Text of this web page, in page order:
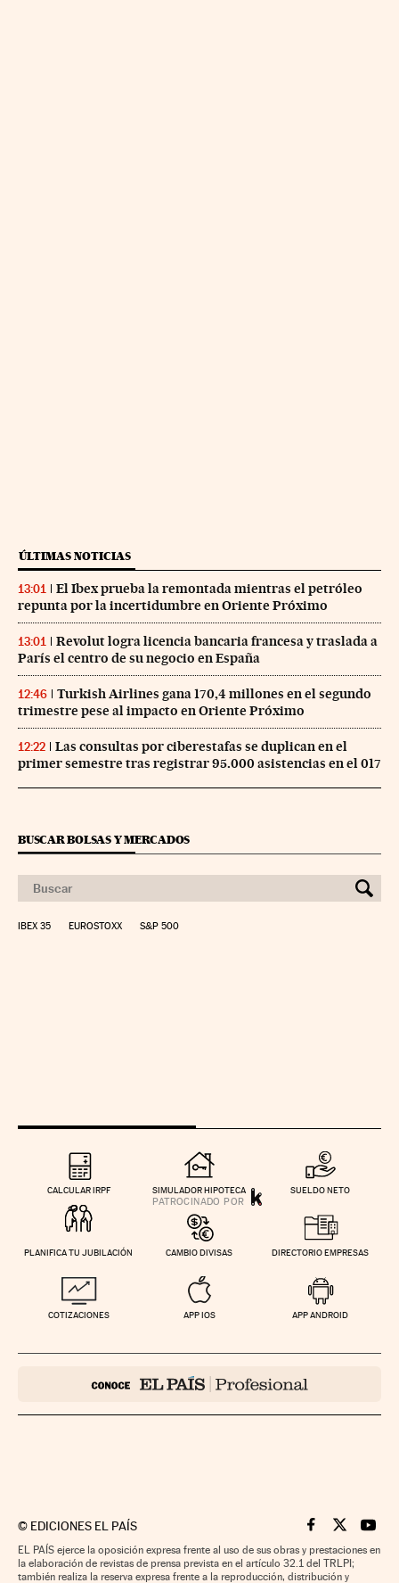
ÚLTIMAS NOTICIAS
13:01
El Ibex prueba la remontada mientras el petróleo
repunta por la incertidumbre en Oriente Próximo
13:01
Revolut logra licencia bancaria francesa y traslada a
París el centro de su negocio en España
12:46
Turkish Airlines gana 170,4 millones en el segundo
trimestre pese al impacto en Oriente Próximo
12:22
Las consultas por ciberestafas se duplican en el
primer semestre tras registrar 95.000 asistencias en el 017
BUSCAR BOLSAS Y MERCADOS
IBEX 35 EUROSTOXX S&P 500
CALCULAR IRPF SIMULADOR HIPOTECA SUELDO NETO
PLANIFICA TU JUBILACIÓN CAMBIO DIVISAS DIRECTORIO EMPRESAS
COTIZACIONES APP IOS APP ANDROID
© EDICIONES EL PAÍS Cinco Días en
Cinco Días
Cinco
EL PAÍS ejerce la oposición expresa frente al uso de sus obras y prestaciones en
la elaboración de revistas de prensa prevista en el artículo 32.1 del TRLPI;
también realiza la reserva expresa frente a la reproducción, distribución y